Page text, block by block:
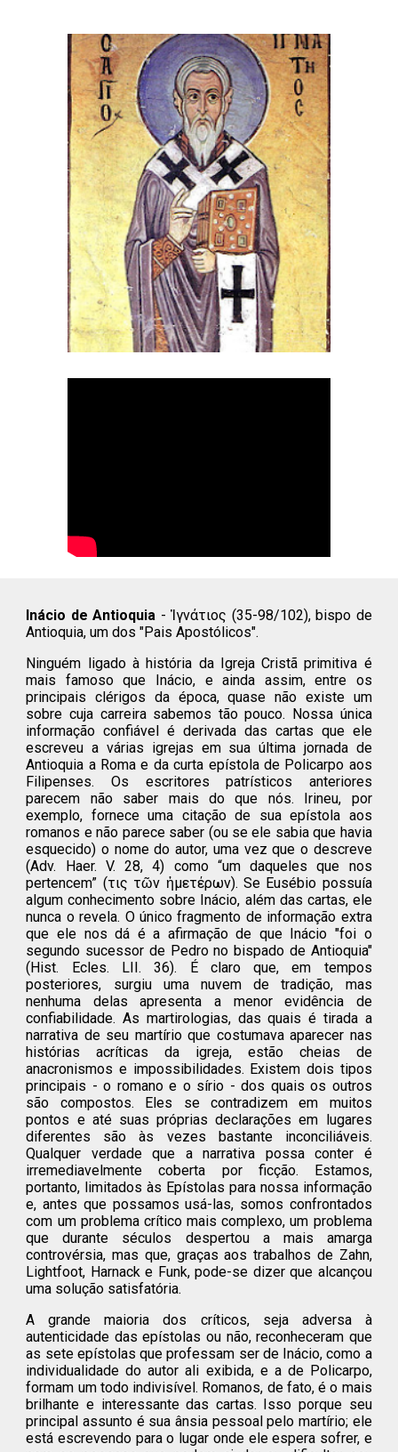
Inácio de Antioquia - Ἰγνάτιος (35-98/102), bispo de
Antioquia, um dos "Pais Apostólicos".
Ninguém ligado à história da Igreja Cristã primitiva é
mais famoso que Inácio, e ainda assim, entre os
principais clérigos da época, quase não existe um
sobre cuja carreira sabemos tão pouco. Nossa única
informação confiável é derivada das cartas que ele
escreveu a várias igrejas em sua última jornada de
Antioquia a Roma e da curta epístola de Policarpo aos
Filipenses. Os escritores patrísticos anteriores
parecem não saber mais do que nós. Irineu, por
exemplo, fornece uma citação de sua epístola aos
romanos e não parece saber (ou se ele sabia que havia
esquecido) o nome do autor, uma vez que o descreve
(Adv. Haer. V. 28, 4) como “um daqueles que nos
pertencem” (τις τῶν ἡμετέρων). Se Eusébio possuía
algum conhecimento sobre Inácio, além das cartas, ele
nunca o revela. O único fragmento de informação extra
que ele nos dá é a afirmação de que Inácio "foi o
segundo sucessor de Pedro no bispado de Antioquia"
(Hist. Ecles. LII. 36). É claro que, em tempos
posteriores, surgiu uma nuvem de tradição, mas
nenhuma delas apresenta a menor evidência de
confiabilidade. As martirologias, das quais é tirada a
narrativa de seu martírio que costumava aparecer nas
histórias acríticas da igreja, estão cheias de
anacronismos e impossibilidades. Existem dois tipos
principais - o romano e o sírio - dos quais os outros
são compostos. Eles se contradizem em muitos
pontos e até suas próprias declarações em lugares
diferentes são às vezes bastante inconciliáveis.
Qualquer verdade que a narrativa possa conter é
irremediavelmente coberta por ficção. Estamos,
portanto, limitados às Epístolas para nossa informação
e, antes que possamos usá-las, somos confrontados
com um problema crítico mais complexo, um problema
que durante séculos despertou a mais amarga
controvérsia, mas que, graças aos trabalhos de Zahn,
Lightfoot, Harnack e Funk, pode-se dizer que alcançou
uma solução satisfatória.
A grande maioria dos críticos, seja adversa à
autenticidade das epístolas ou não, reconheceram que
as sete epístolas que professam ser de Inácio, como a
individualidade do autor ali exibida, e a de Policarpo,
formam um todo indivisível. Romanos, de fato, é o mais
brilhante e interessante das cartas. Isso porque seu
principal assunto é sua ânsia pessoal pelo martírio; ele
está escrevendo para o lugar onde ele espera sofrer, e